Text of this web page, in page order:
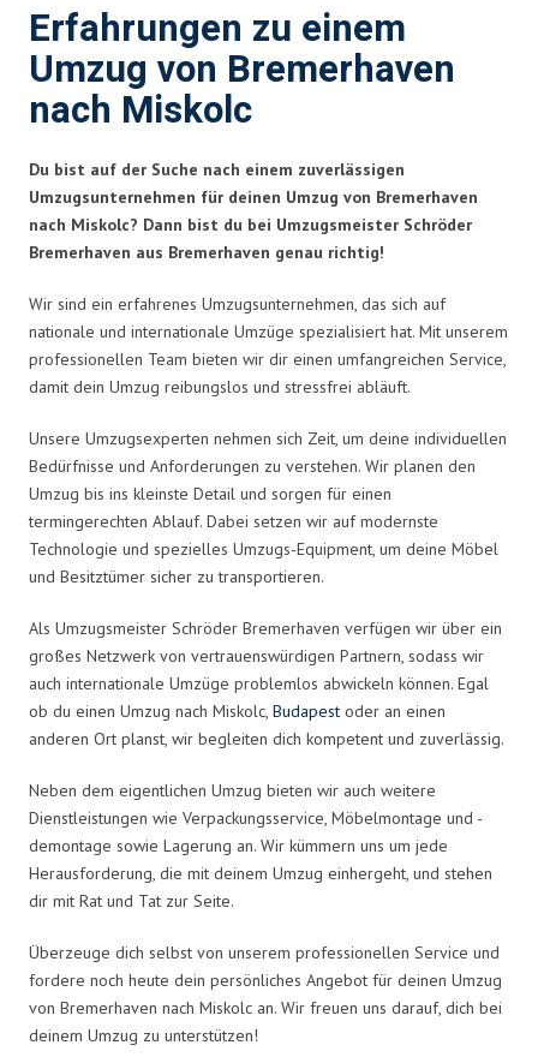
Erfahrungen zu einem
Umzug von Bremerhaven
nach Miskolc
Du bist auf der Suche nach einem zuverlässigen
Umzugsunternehmen für deinen Umzug von Bremerhaven
nach Miskolc? Dann bist du bei Umzugsmeister Schröder
Bremerhaven aus Bremerhaven genau richtig!
Wir sind ein erfahrenes Umzugsunternehmen, das sich auf
nationale und internationale Umzüge spezialisiert hat. Mit unserem
professionellen Team bieten wir dir einen umfangreichen Service,
damit dein Umzug reibungslos und stressfrei abläuft.
Unsere Umzugsexperten nehmen sich Zeit, um deine individuellen
Bedürfnisse und Anforderungen zu verstehen. Wir planen den
Umzug bis ins kleinste Detail und sorgen für einen
termingerechten Ablauf. Dabei setzen wir auf modernste
Technologie und spezielles Umzugs-Equipment, um deine Möbel
und Besitztümer sicher zu transportieren.
Als Umzugsmeister Schröder Bremerhaven verfügen wir über ein
großes Netzwerk von vertrauenswürdigen Partnern, sodass wir
auch internationale Umzüge problemlos abwickeln können. Egal
ob du einen Umzug nach Miskolc, Budapest oder an einen
anderen Ort planst, wir begleiten dich kompetent und zuverlässig.
Neben dem eigentlichen Umzug bieten wir auch weitere
Dienstleistungen wie Verpackungsservice, Möbelmontage und -
demontage sowie Lagerung an. Wir kümmern uns um jede
Herausforderung, die mit deinem Umzug einhergeht, und stehen
dir mit Rat und Tat zur Seite.
Überzeuge dich selbst von unserem professionellen Service und
fordere noch heute dein persönliches Angebot für deinen Umzug
von Bremerhaven nach Miskolc an. Wir freuen uns darauf, dich bei
deinem Umzug zu unterstützen!